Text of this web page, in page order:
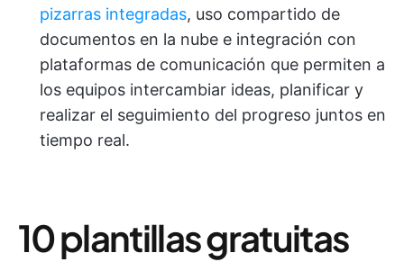
pizarras integradas, uso compartido de
documentos en la nube e integración con
plataformas de comunicación que permiten a
los equipos intercambiar ideas, planificar y
realizar el seguimiento del progreso juntos en
tiempo real.
10 plantillas gratuitas